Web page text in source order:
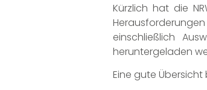
Kürzlich hat die
einschließlich
heruntergeladen
Eine gute